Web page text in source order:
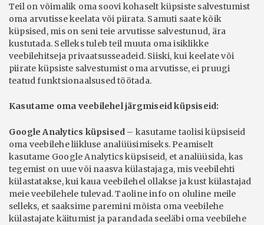
Teil on võimalik oma soovi kohaselt küpsiste salvestumist
oma arvutisse keelata või piirata. Samuti saate kõik
küpsised, mis on seni teie arvutisse salvestunud, ära
kustutada. Selleks tuleb teil muuta oma isiklikke
veebilehitseja privaatsusseadeid. Siiski, kui keelate või
piirate küpsiste salvestumist oma arvutisse, ei pruugi
teatud funktsionaalsused töötada.
Kasutame oma veebilehel järgmiseid küpsiseid:
Google Analytics küpsised – kasutame taolisi küpsiseid
oma veebilehe liikluse analüüsimiseks. Peamiselt
kasutame Google Analytics küpsiseid, et analüüsida, kas
tegemist on uue või naasva külastajaga, mis veebilehti
külastatakse, kui kaua veebilehel ollakse ja kust külastajad
meie veebilehele tulevad. Taoline info on oluline meile
selleks, et saaksime paremini mõista oma veebilehe
külastajate käitumist ja parandada seeläbi oma veebilehe